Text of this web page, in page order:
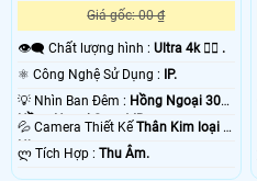
Giá gốc: 00 ₫
👁️‍🗨 Chất lượng hình : Ultra 4k 👍🏾 .
⚛️ Công Nghệ Sử Dụng : IP.
💡 Nhìn Ban Đêm : Hồng Ngoại 30m
Hồng Ngoại Smart IR.
💦 Camera Thiết KếThân Kim loại +
Nhựa.
️ლ Tích Hợp : Thu Âm.